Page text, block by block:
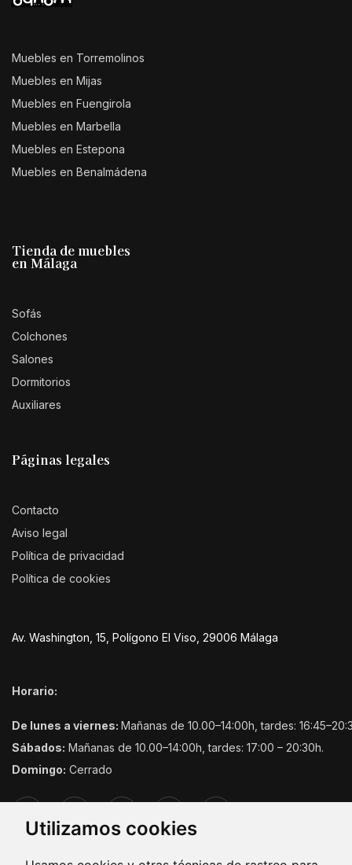
Utilizamos cookies
Muebles en Torremolinos
Muebles en Mijas
Muebles en Fuengirola
Muebles en Marbella
Muebles en Estepona
Muebles en Benalmádena
Tienda de muebles
en Málaga
Sofás
Colchones
Salones
Dormitorios
Auxiliares
Páginas legales
Contacto
Aviso legal
Política de privacidad
Política de cookies
Av. Washington, 15, Polígono El Viso, 29006 Málaga
Horario:
De lunes a viernes: Mañanas de 10.00–14:00h, tardes:
Sábados: Mañanas de 10.00–14:00h, tardes: 17:00 – 20:30h.
Domingo: Cerrado